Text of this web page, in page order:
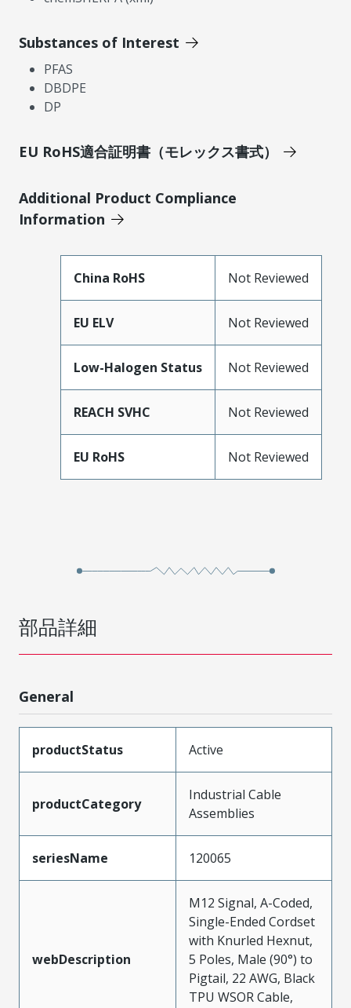
Substances of Interest
PFAS
DBDPE
DP
EU RoHS適合証明書（モレックス書式）
Additional Product Compliance
Information
China RoHS Not Reviewed
EU ELV Not Reviewed
Low-Halogen Status Not Reviewed
REACH SVHC Not Reviewed
EU RoHS Not Reviewed
部品詳細
General
productStatus Active
productCategory
Industrial Cable
Assemblies
seriesName 120065
webDescription
M12 Signal, A-Coded,
Single-Ended Cordset
with Knurled Hexnut,
5 Poles, Male (90°) to
Pigtail, 22 AWG, Black
TPU WSOR Cable,